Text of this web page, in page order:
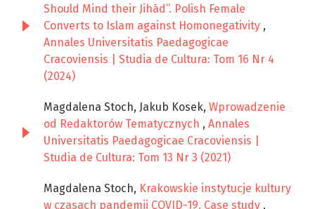
Should Mind their Jihād”. Polish Female
Converts to Islam against Homonegativity ,
Annales Universitatis Paedagogicae
Cracoviensis | Studia de Cultura: Tom 16 Nr 4
(2024)
Magdalena Stoch, Jakub Kosek, Wprowadzenie
od Redaktorów Tematycznych , Annales
Universitatis Paedagogicae Cracoviensis |
Studia de Cultura: Tom 13 Nr 3 (2021)
Magdalena Stoch, Krakowskie instytucje kultury
w czasach pandemii COVID-19. Case study ,